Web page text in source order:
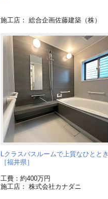
施工店： 総合企画佐藤建築（株）
Lクラスバスルームで上質なひととき
［福井県］
工費：約400万円
施工店： 株式会社カナダニ